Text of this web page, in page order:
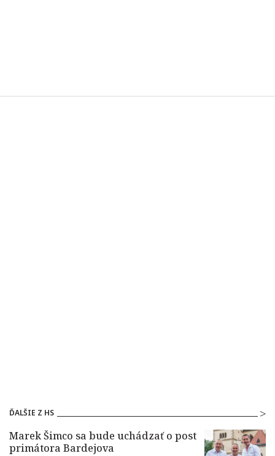
ĎALŠIE Z HS
Marek Šimco sa bude uchádzať o post
primátora Bardejova